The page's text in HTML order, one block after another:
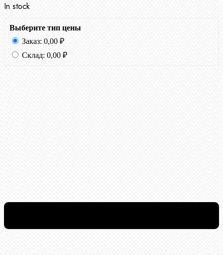
In stock
Выберите тип цены
Заказ: 0,00 ₽
Склад: 0,00 ₽